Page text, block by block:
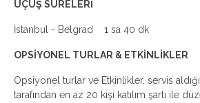
UÇUŞ SÜRELERİ
İstanbul - Belgrad 1 sa 40 dk
OPSİYONEL TURLAR & ETKİNLİKLER
Opsiyonel turlar ve Etkinlikler, servis
tarafından en az 20 kişi katılım şartı ile